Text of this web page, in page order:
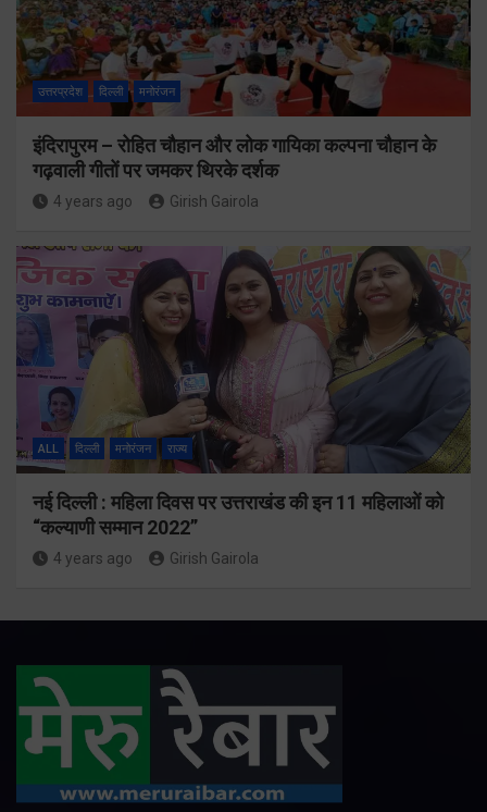
उत्तरप्रदेश दिल्ली मनोरंजन
इंदिरापुरम – रोहित चौहान और लोक गायिका कल्पना चौहान के
गढ़वाली गीतों पर जमकर थिरके दर्शक
4 years ago Girish Gairola
ALL दिल्ली मनोरंजन राज्य
नई दिल्ली : महिला दिवस पर उत्तराखंड की इन 11 महिलाओं को
“कल्याणी सम्मान 2022”
4 years ago Girish Gairola